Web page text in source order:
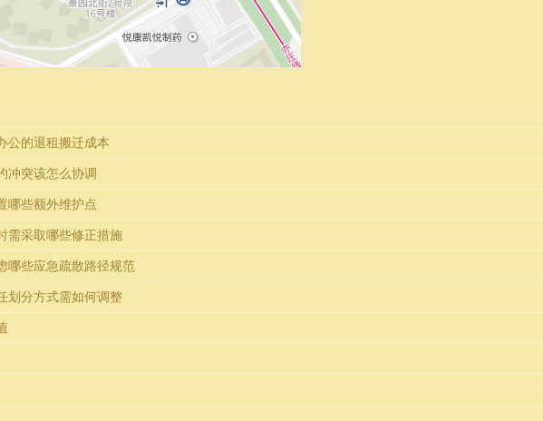
公的退租搬迁成本
冲突该怎么协调
哪些额外维护点
需采取哪些修正措施
哪些应急疏散路径规范
划分方式需如何调整